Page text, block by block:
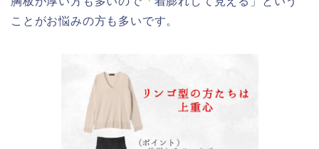
ことがお悩みの方も多いです。